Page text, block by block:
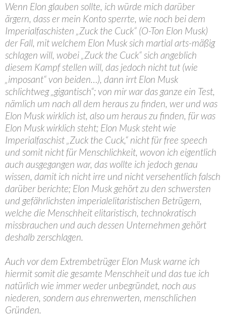
Wenn Elon glauben sollte, ich würde mich darüber
ärgern, dass er mein Konto sperrte, wie noch bei dem
Imperialfaschisten „Zuck the Cuck“ (O-Ton Elon Musk)
der Fall, mit welchem Elon Musk sich martial arts-mäßig
schlagen will, wobei „Zuck the Cuck“ sich angeblich
diesem Kampf stellen will, das jedoch nicht tut (wie
„imposant“ von beiden…), dann irrt Elon Musk
schlichtweg „gigantisch“; von mir war das ganze ein Test,
nämlich um nach all dem heraus zu finden, wer und was
Elon Musk wirklich ist, also um heraus zu finden, für was
Elon Musk wirklich steht; Elon Musk steht wie
Imperialfaschist „Zuck the Cuck,“ nicht für free speech
und somit nicht für Menschlichkeit, wovon ich eigentlich
auch ausgegangen war, das wollte ich jedoch genau
wissen, damit ich nicht irre und nicht versehentlich falsch
darüber berichte; Elon Musk gehört zu den schwersten
und gefährlichsten imperialelitaristischen Betrügern,
welche die Menschheit elitaristisch, technokratisch
missbrauchen und auch dessen Unternehmen gehört
deshalb zerschlagen.
Auch vor dem Extrembetrüger Elon Musk warne ich
hiermit somit die gesamte Menschheit und das tue ich
natürlich wie immer weder unbegründet, noch aus
niederen, sondern aus ehrenwerten, menschlichen
Gründen.